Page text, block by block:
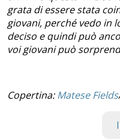
grata di essere stata
giovani, perché vedo in
deciso e quindi può
voi giovani può
Copertina:Matese Fields